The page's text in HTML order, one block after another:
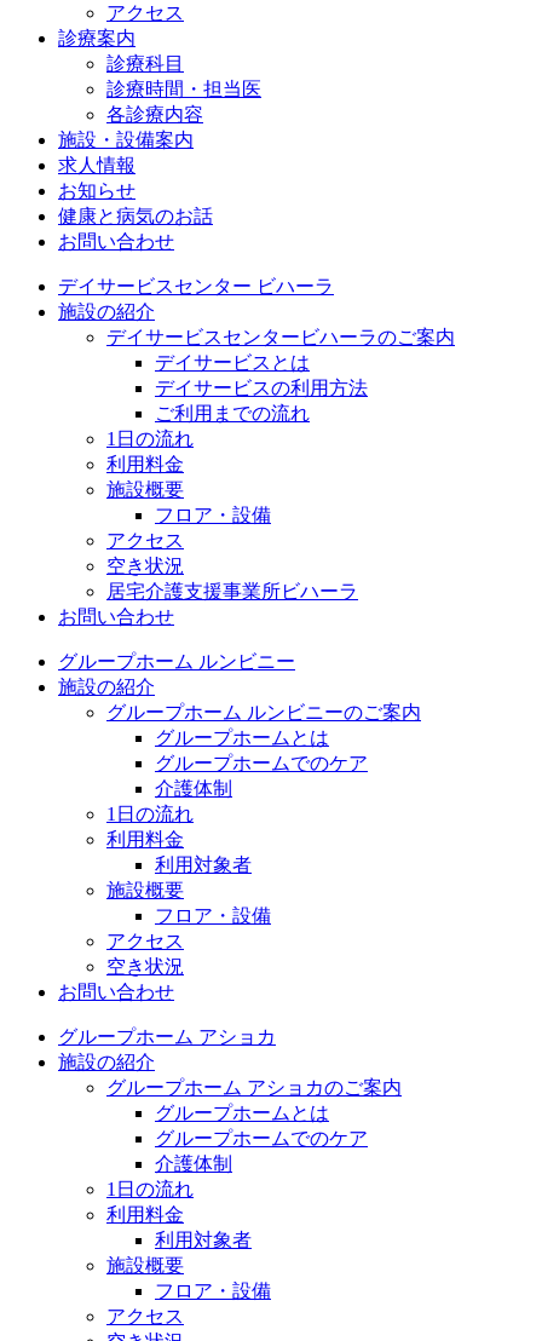
アクセス
診療案内
診療科目
診療時間・担当医
各診療内容
施設・設備案内
求人情報
お知らせ
健康と病気のお話
お問い合わせ
デイサービスセンター ビハーラ
施設の紹介
デイサービスセンタービハーラのご案内
デイサービスとは
デイサービスの利用方法
ご利用までの流れ
1日の流れ
利用料金
施設概要
フロア・設備
アクセス
空き状況
居宅介護支援事業所ビハーラ
お問い合わせ
グループホーム ルンビニー
施設の紹介
グループホーム ルンビニーのご案内
グループホームとは
グループホームでのケア
介護体制
1日の流れ
利用料金
利用対象者
施設概要
フロア・設備
アクセス
空き状況
お問い合わせ
グループホーム アショカ
施設の紹介
グループホーム アショカのご案内
グループホームとは
グループホームでのケア
介護体制
1日の流れ
利用料金
利用対象者
施設概要
フロア・設備
アクセス